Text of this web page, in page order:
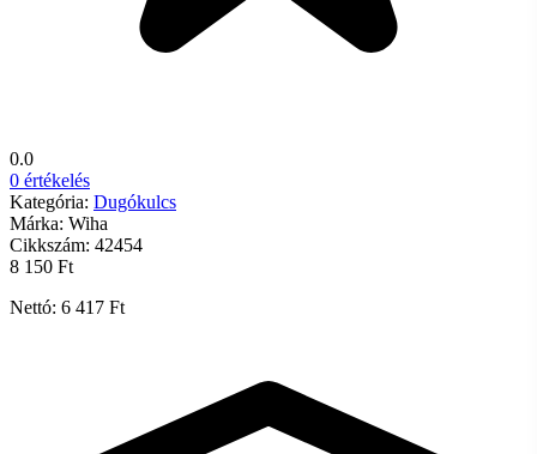
0.0
0 értékelés
Kategória: Dugókulcs
Márka: Wiha
Cikkszám: 42454
8 150 Ft
Nettó: 6 417 Ft